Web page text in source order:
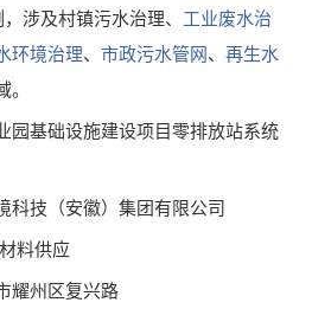
涉及村镇污水治理、 工业废水治
环境治理、 市政污水管网、 再生水
。
园基础设施建设项目零排放站系统
科技（安徽）集团有限公司
料供应
耀州区复兴路